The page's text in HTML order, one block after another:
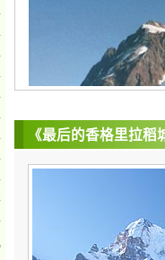
《最后的香格里拉